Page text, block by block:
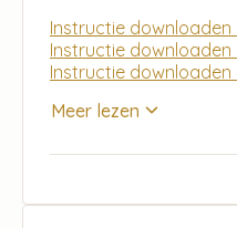
Instructie downloaden
Instructie downloaden
Instructie
Meer lezen